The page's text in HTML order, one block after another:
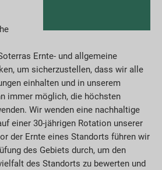
Ernte- und allgemeine
um sicherzustellen, dass wir alle
einhalten und in unserem
immer möglich, die höchsten
Wir wenden eine nachhaltige
einer 30-jährigen Rotation unserer
der Ernte eines Standorts führen wir
des Gebiets durch, um den
des Standorts zu bewerten und